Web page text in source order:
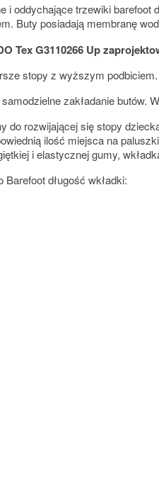
i oddychające trzewiki
Buty posiadają membranę
Tex G3110266 Up
stopy z wyższym podbiciem.
zakładanie butów.
do rozwijającej się stopy
ilość miejsca na
i elastycznej gumy,
długość wkładki: